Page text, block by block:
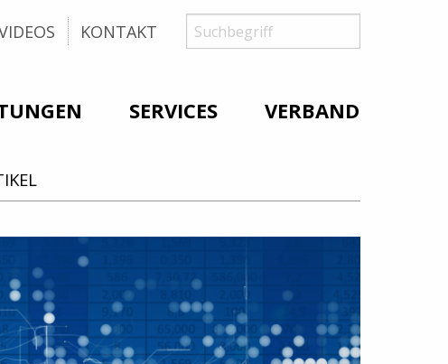
KONTAKT Suche
Suchbegriff
SERVICES VERBAND